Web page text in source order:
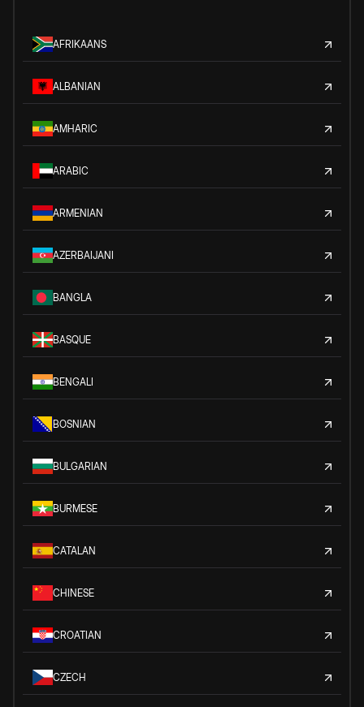
AFRIKAANS
ALBANIAN
AMHARIC
ARABIC
ARMENIAN
AZERBAIJANI
BANGLA
BASQUE
BENGALI
BOSNIAN
BULGARIAN
BURMESE
CATALAN
CHINESE
CROATIAN
CZECH